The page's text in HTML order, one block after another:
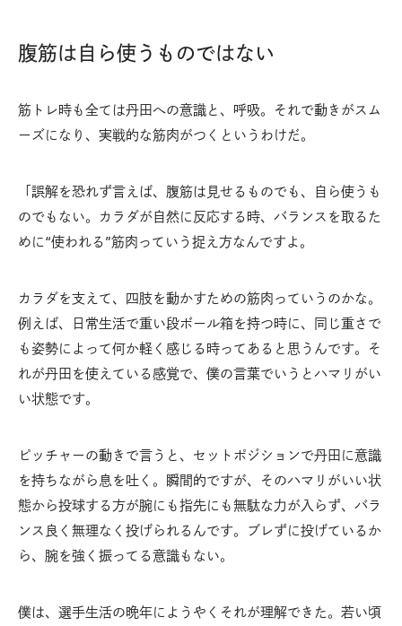
腹筋は自ら使うものではない
筋トレ時も全ては丹田への意識と、呼吸。それで動きがスム
ーズになり、実戦的な筋肉がつくというわけだ。
「誤解を恐れず言えば、腹筋は見せるものでも、自ら使うも
のでもない。カラダが自然に反応する時、バランスを取るた
めに“使われる”筋肉っていう捉え方なんですよ。
カラダを支えて、四肢を動かすための筋肉っていうのかな。
例えば、日常生活で重い段ボール箱を持つ時に、同じ重さで
も姿勢によって何か軽く感じる時ってあると思うんです。そ
れが丹田を使えている感覚で、僕の言葉でいうとハマリがい
い状態です。
ピッチャーの動きで言うと、セットポジションで丹田に意識
を持ちながら息を吐く。瞬間的ですが、そのハマリがいい状
態から投球する方が腕にも指先にも無駄な力が入らず、バラ
ンス良く無理なく投げられるんです。ブレずに投げているか
ら、腕を強く振ってる意識もない。
僕は、選手生活の晩年にようやくそれが理解できた。若い頃